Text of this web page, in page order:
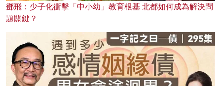
鄧飛：少子化衝擊「中小幼」教育根基 北都如何成為解決問
題關鍵？